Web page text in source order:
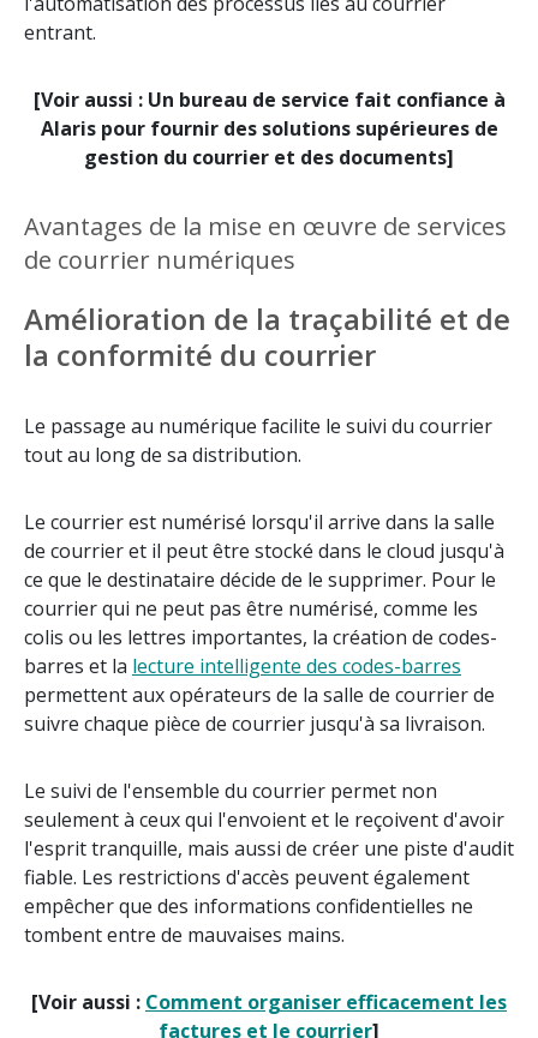
entrant.
[Voir aussi : Un bureau de service fait confiance à
Alaris pour fournir des solutions supérieures de
gestion du courrier et des documents]
Avantages de la mise en œuvre de services
de courrier numériques
Amélioration de la traçabilité et de
la conformité du courrier
Le passage au numérique facilite le suivi du courrier
tout au long de sa distribution.
Le courrier est numérisé lorsqu'il arrive dans la salle
de courrier et il peut être stocké dans le cloud jusqu'à
ce que le destinataire décide de le supprimer. Pour le
courrier qui ne peut pas être numérisé, comme les
colis ou les lettres importantes, la création de codes-
barres et la lecture intelligente des codes-barres
permettent aux opérateurs de la salle de courrier de
suivre chaque pièce de courrier jusqu'à sa livraison.
Le suivi de l'ensemble du courrier permet non
seulement à ceux qui l'envoient et le reçoivent d'avoir
l'esprit tranquille, mais aussi de créer une piste d'audit
fiable. Les restrictions d'accès peuvent également
empêcher que des informations confidentielles ne
tombent entre de mauvaises mains.
[Voir aussi : Comment organiser efficacement les
factures et le courrier]